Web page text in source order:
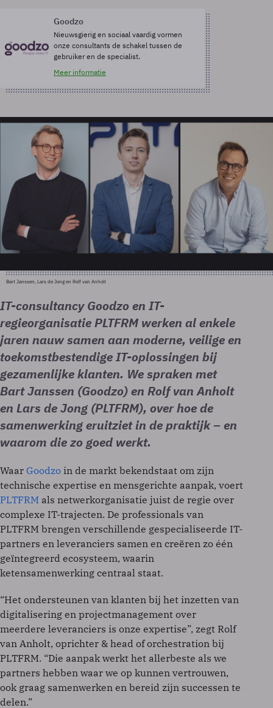
Goodzo
Nieuwsgierig en sociaal vaardig vormen
onze consultants de schakel tussen de
gebruiker en de specialist.
Meer informatie
Bart Janssen, Lars de Jong en Rolf van Anholt
IT-consultancy Goodzo en IT-
regieorganisatie PLTFRM werken al enkele
jaren nauw samen aan moderne, veilige en
toekomstbestendige IT-oplossingen bij
gezamenlijke klanten. We spraken met
Bart Janssen (Goodzo) en Rolf van Anholt
en Lars de Jong (PLTFRM), over hoe de
samenwerking eruitziet in de praktijk – en
waarom die zo goed werkt.
Waar Goodzo in de markt bekendstaat om zijn
technische expertise en mensgerichte aanpak, voert
PLTFRM als netwerkorganisatie juist de regie over
complexe IT-trajecten. De professionals van
PLTFRM brengen verschillende gespecialiseerde IT-
partners en leveranciers samen en creëren zo één
geïntegreerd ecosysteem, waarin
ketensamenwerking centraal staat.
“Het ondersteunen van klanten bij het inzetten van
digitalisering en projectmanagement over
meerdere leveranciers is onze expertise”, zegt Rolf
van Anholt, oprichter & head of orchestration bij
PLTFRM. “Die aanpak werkt het allerbeste als we
partners hebben waar we op kunnen vertrouwen,
ook graag samenwerken en bereid zijn successen te
delen.”